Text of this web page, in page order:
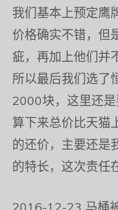
我们基本上预定鹰
价格确实不错，但
疵，再加上他们并
所以最后我们选了
2000块，这里还是
算下来总价比天猫
的还价，主要还是
的特长，这次责任